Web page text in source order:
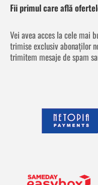
Fii primul care află
Vei avea acces la cele mai
trimise exclusiv abonaților
trimitem mesaje de spam